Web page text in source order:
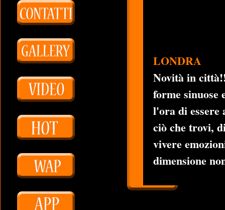
LONDRA
Novità in
forme sinuose
l'ora di essere
ciò che trovi,
vivere
dimensione